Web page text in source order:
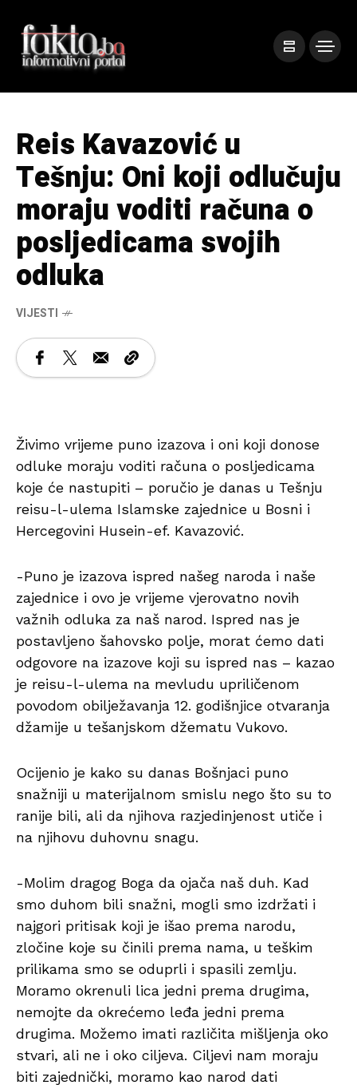
Reis Kavazović u
Tešnju: Oni koji odlučuju
moraju voditi računa o
posljedicama svojih
odluka
VIJESTI
Živimo vrijeme puno izazova i oni koji donose
odluke moraju voditi računa o posljedicama
koje će nastupiti – poručio je danas u Tešnju
reisu-l-ulema Islamske zajednice u Bosni i
Hercegovini Husein-ef. Kavazović.
-Puno je izazova ispred našeg naroda i naše
zajednice i ovo je vrijeme vjerovatno novih
važnih odluka za naš narod. Ispred nas je
postavljeno šahovsko polje, morat ćemo dati
odgovore na izazove koji su ispred nas – kazao
je reisu-l-ulema na mevludu upriličenom
povodom obilježavanja 12. godišnjice otvaranja
džamije u tešanjskom džematu Vukovo.
Ocijenio je kako su danas Bošnjaci puno
snažniji u materijalnom smislu nego što su to
ranije bili, ali da njihova razjedinjenost utiče i
na njihovu duhovnu snagu.
-Molim dragog Boga da ojača naš duh. Kad
smo duhom bili snažni, mogli smo izdržati i
najgori pritisak koji je išao prema narodu,
zločine koje su činili prema nama, u teškim
prilikama smo se oduprli i spasili zemlju.
Moramo okrenuli lica jedni prema drugima,
nemojte da okrećemo leđa jedni prema
drugima. Možemo imati različita mišljenja oko
stvari, ali ne i oko ciljeva. Ciljevi nam moraju
biti zajednički, moramo kao narod dati